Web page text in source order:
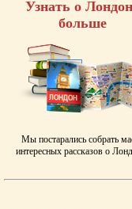
Узнать о
больше
Мы постарались собрать
интересных рассказов о